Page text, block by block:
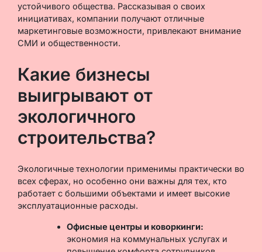
устойчивого общества. Рассказывая о своих
инициативах, компании получают отличные
маркетинговые возможности, привлекают внимание
СМИ и общественности.
Какие бизнесы
выигрывают от
экологичного
строительства?
Экологичные технологии применимы практически во
всех сферах, но особенно они важны для тех, кто
работает с большими объектами и имеет высокие
эксплуатационные расходы.
Офисные центры и коворкинги:
экономия на коммунальных услугах и